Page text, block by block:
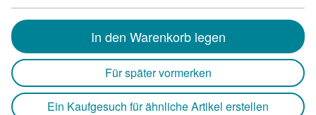
In den Warenkorb legen
Für später vormerken
Ein Kaufgesuch für ähnliche Artikel erstellen